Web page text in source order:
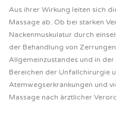
Aus ihrer Wirkung leiten sich
Massage ab. Ob bei starken
Nackenmuskulatur durch
der Behandlung von
Allgemeinzustandes und in
Bereichen der Unfallchirurgie
Atemwegserkrankungen und
Massage nach ärztlicher